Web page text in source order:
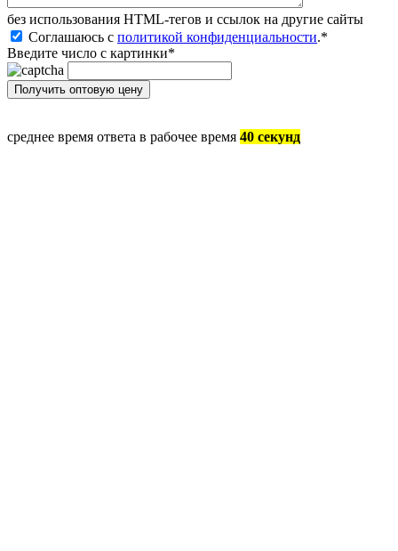
без иcпользования HTML-тегов и ссылок на другие сайты
Соглашаюсь с политикой конфиденциальности.*
Введите число с картинки*
среднее время ответа в рабочее время 40 секунд